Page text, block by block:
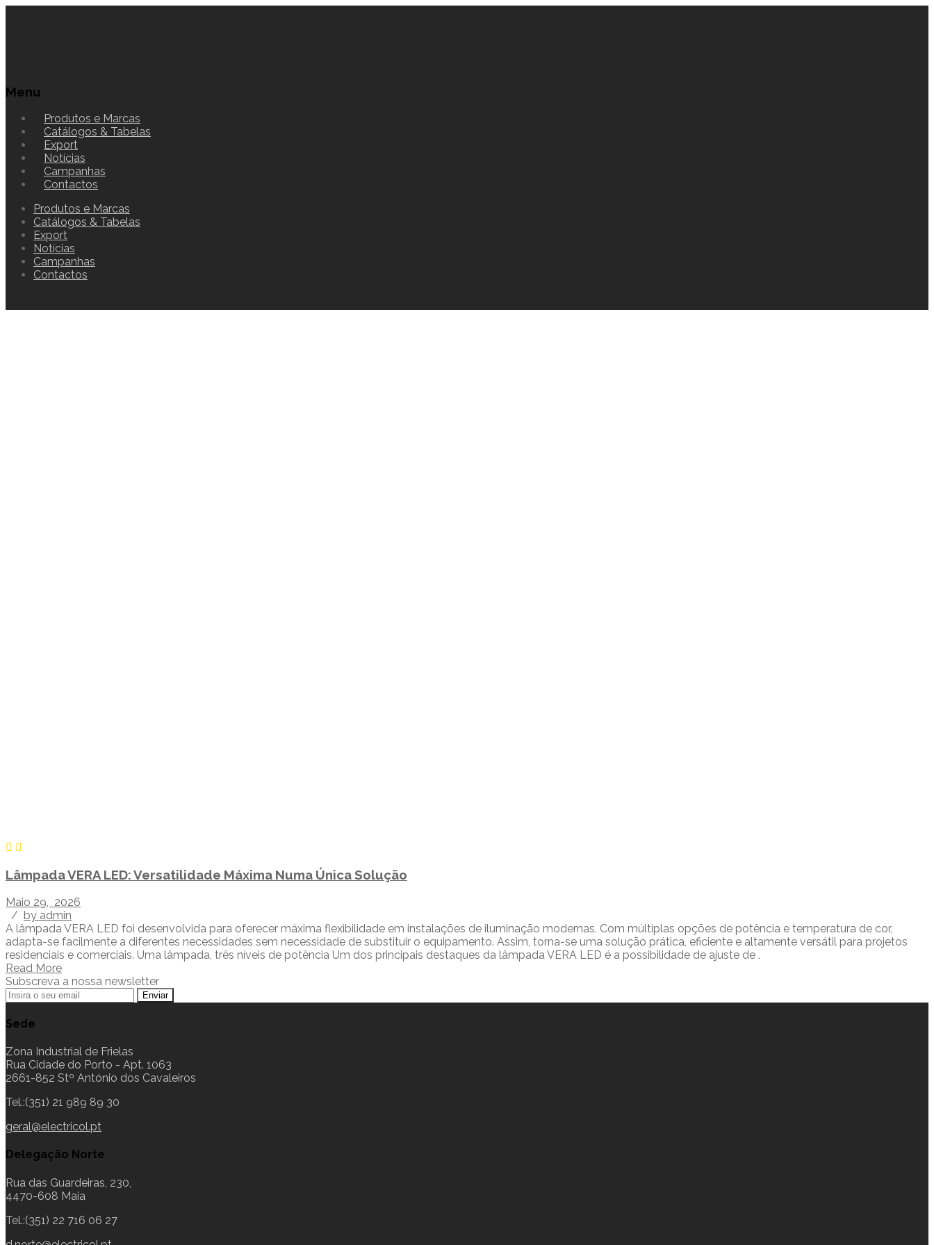
Menu
Produtos e Marcas
Catálogos & Tabelas
Export
Notícias
Campanhas
Contactos
Produtos e Marcas
Catálogos & Tabelas
Export
Notícias
Campanhas
Contactos
Lâmpada VERA LED: Versatilidade Máxima Numa Única Solução
Maio 29, 2026
/ by admin
A lâmpada VERA LED foi desenvolvida para oferecer máxima flexibilidade em instalações de iluminação modernas. Com múltiplas opções de potência e temperatura de cor,
adapta-se facilmente a diferentes necessidades sem necessidade de substituir o equipamento. Assim, torna-se uma solução prática, eficiente e altamente versátil para projetos
residenciais e comerciais. Uma lâmpada, três níveis de potência Um dos principais destaques da lâmpada VERA LED é a possibilidade de ajuste de .
Read More
Subscreva a nossa newsletter
Sede
Zona Industrial de Frielas
Rua Cidade do Porto - Apt. 1063
2661-852 Stº António dos Cavaleiros
Tel.:(351) 21 989 89 30
geral@electricol.pt
Delegação Norte
Rua das Guardeiras, 230,
4470-608 Maia
Tel.:(351) 22 716 06 27